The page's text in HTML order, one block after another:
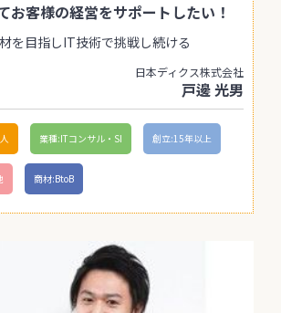
お客様の経営をサポートしたい！
を目指しIT技術で挑戦し続ける
日本ディクス株式会社
戸邊 光男
業種:ITコンサル・SI 創立:15年以上
商材:BtoB